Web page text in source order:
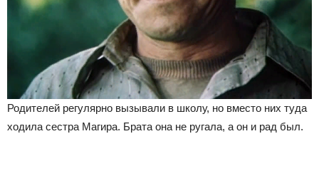
Родителей регулярно вызывали в школу, но вместо них туда
ходила сестра Магира. Брата она не ругала, а он и рад был.